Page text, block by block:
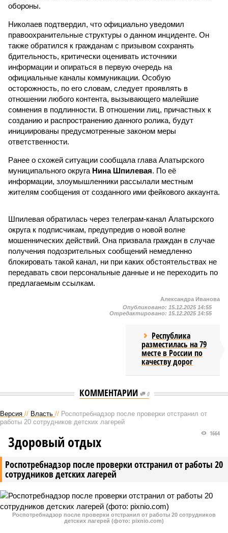
обороны.
Николаев подтвердил, что официально уведомил
правоохранительные структуры о данном инциденте. Он
также обратился к гражданам с призывом сохранять
бдительность, критически оценивать источники
информации и опираться в первую очередь на
официальные каналы коммуникации. Особую
осторожность, по его словам, следует проявлять в
отношении любого контента, вызывающего малейшие
сомнения в подлинности. В отношении лиц, причастных к
созданию и распространению данного ролика, будут
инициированы предусмотренные законом меры
ответственности.
Ранее о схожей ситуации сообщала глава Алатырского
муниципального округа Нина Шпилевая. По её
информации, злоумышленники рассылали местным
жителям сообщения от созданного ими фейкового аккаунта.
Шпилевая обратилась через телеграм-канал Алатырского
округа к подписчикам, предупредив о новой волне
мошеннических действий. Она призвала граждан в случае
получения подозрительных сообщений немедленно
блокировать такой канал, ни при каких обстоятельствах не
передавать свои персональные данные и не переходить по
предлагаемым ссылкам.
Александра Иванова
Опубликовано: 15.12.2025 14:55
Отредактировано: 15.12.2025 14:55
Республика
разместилась на 79
месте в России по
качеству дорог
КОММЕНТАРИИ 0
Версия // Власть // Роспотребнадзор после проверки отстранил от
работы 20 сотрудников детских лагерей
Роспотребнадзор после проверки отстранил от работы 20
сотрудников детских лагерей
1664
Здоровый отдых
Роспотребнадзор после проверки отстранил от работы 20 сотрудников
детских лагерей (фото: pixnio.com)